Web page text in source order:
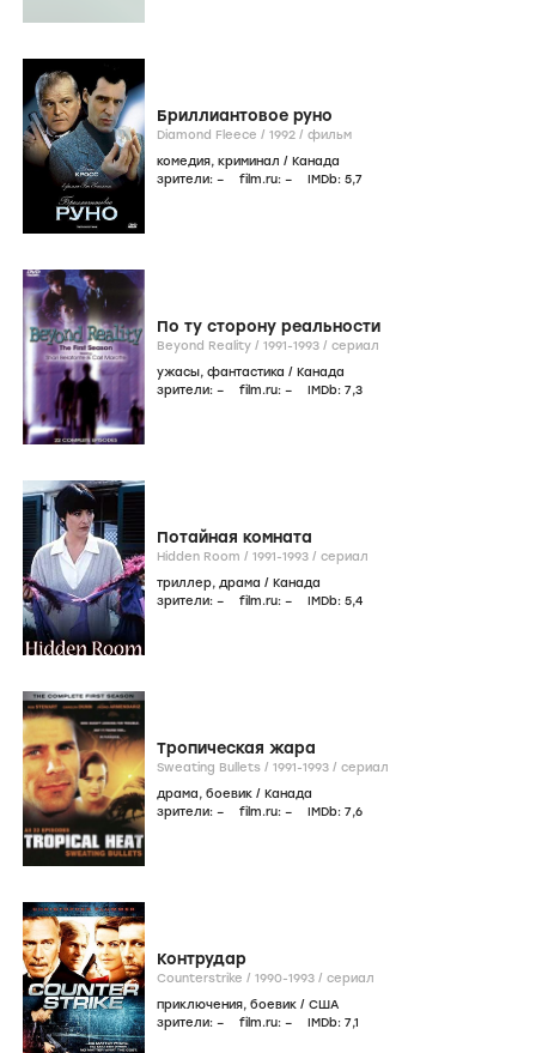
Бриллиантовое руно
Diamond Fleece / 1992 / фильм
комедия, криминал / Канада
зрители: – film.ru: – IMDb: 5,7
По ту сторону реальности
Beyond Reality / 1991-1993 / сериал
ужасы, фантастика / Канада
зрители: – film.ru: – IMDb: 7,3
Потайная комната
Hidden Room / 1991-1993 / сериал
триллер, драма / Канада
зрители: – film.ru: – IMDb: 5,4
Тропическая жара
Sweating Bullets / 1991-1993 / сериал
драма, боевик / Канада
зрители: – film.ru: – IMDb: 7,6
Контрудар
Counterstrike / 1990-1993 / сериал
приключения, боевик / США
зрители: – film.ru: – IMDb: 7,1